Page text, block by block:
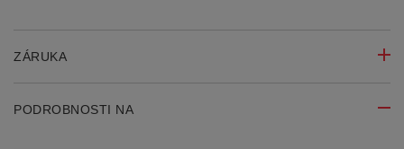
ZÁRUKA
PODROBNOSTI NA